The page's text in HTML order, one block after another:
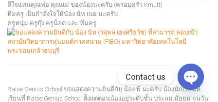
ดีใจแทนคุณพ่อ คุณแม่ ของน้องนะครับ (ครอบครัว Kmutt)
ทีมครู เป็นกำลังใจให้น้อง นัท เนย นะครับ
ครูหนุ่ม ครูบุ๊ง ครูน็อต และ ทีมครู
Raise Genius School ขอแสดงความยินดีกับ น้อง พี นะครับ น้องนักเรียนที่
เรียนที่ Raise Genius School ตั้งแต่ตอนน้องอยู่ระดับชั้น ประถม,มัธยม จนวัน
Contact us
Open